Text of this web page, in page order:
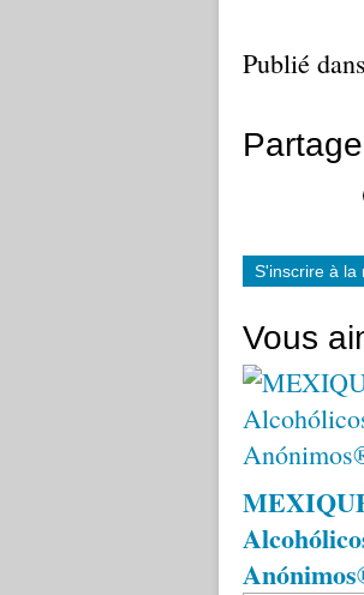
Publié dans
S'inscrire à la
Vous